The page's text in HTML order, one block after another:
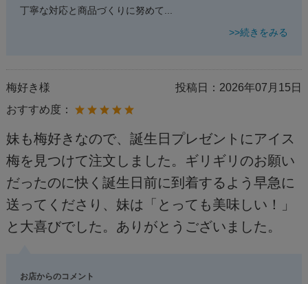
丁寧な対応と商品づくりに努めて ...
>>続きをみる
梅好き様 投稿日： 2026年07月15日
おすすめ度：
妹も梅好きなので、誕生日プレゼントにアイス
梅を見つけて注文しました。ギリギリのお願い
だったのに快く誕生日前に到着するよう早急に
送ってくださり、妹は「とっても美味しい！」
と大喜びでした。ありがとうございました。
お店からのコメント